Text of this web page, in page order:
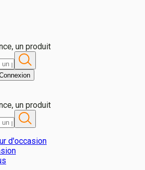
514 VARIO - Gadet 49 (réf. 58)
un produit
un produit
d'occasion